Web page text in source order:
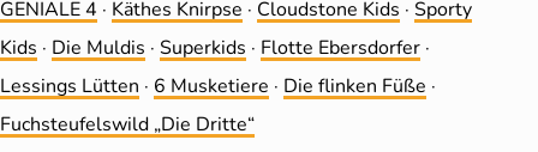
GENIALE 4 · Käthes Knirpse · Cloudstone Kids · Sporty
Kids · Die Muldis · Superkids · Flotte Ebersdorfer ·
Lessings Lütten · 6 Musketiere · Die flinken Füße ·
Fuchsteufelswild „Die Dritte“